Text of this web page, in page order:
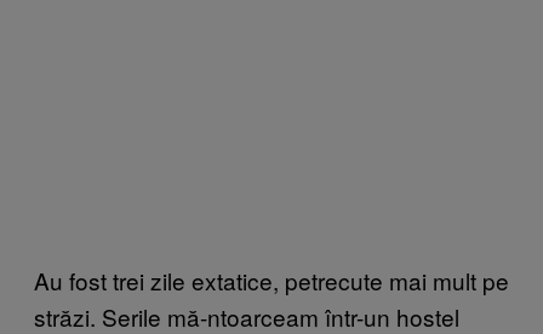
Au fost trei zile extatice, petrecute mai mult pe
străzi. Serile mă-ntoarceam într-un hostel